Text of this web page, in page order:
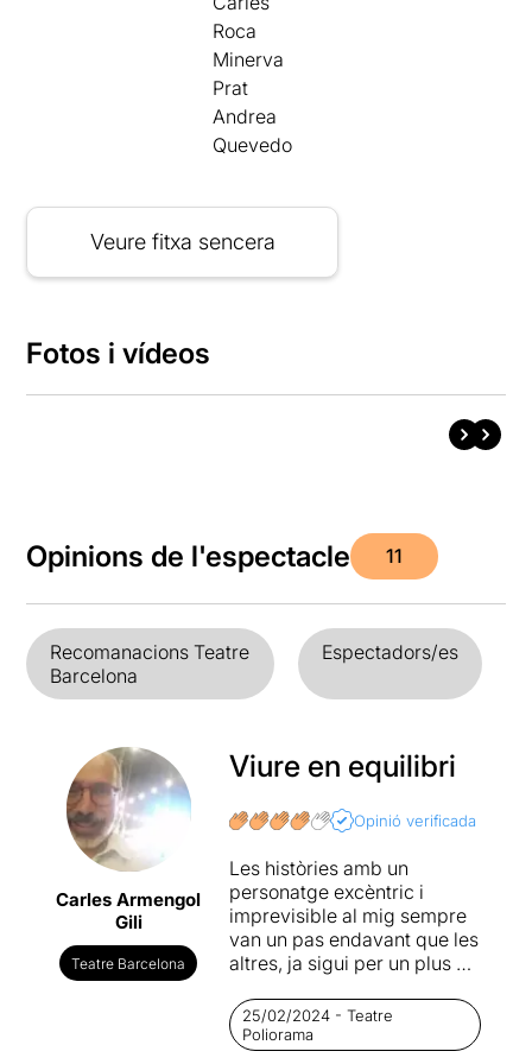
Roca
Minerva
Prat
Andrea
Quevedo
Veure fitxa sencera
Fotos i vídeos
Opinions de l'espectacle 11
Recomanacions Teatre
Barcelona
Espectadors/es
Carles Armengol
Gili
Teatre Barcelona
Viure en equilibri
Opinió verificada
Les històries amb un
personatge excèntric i
imprevisible al mig sempre
van un pas endavant que les
altres, ja sigui per un plus de
tot dramatisme. Són
personatges que ens poden
inspirar tendresa i crispació
25/02/2024 - Teatre
Poliorama